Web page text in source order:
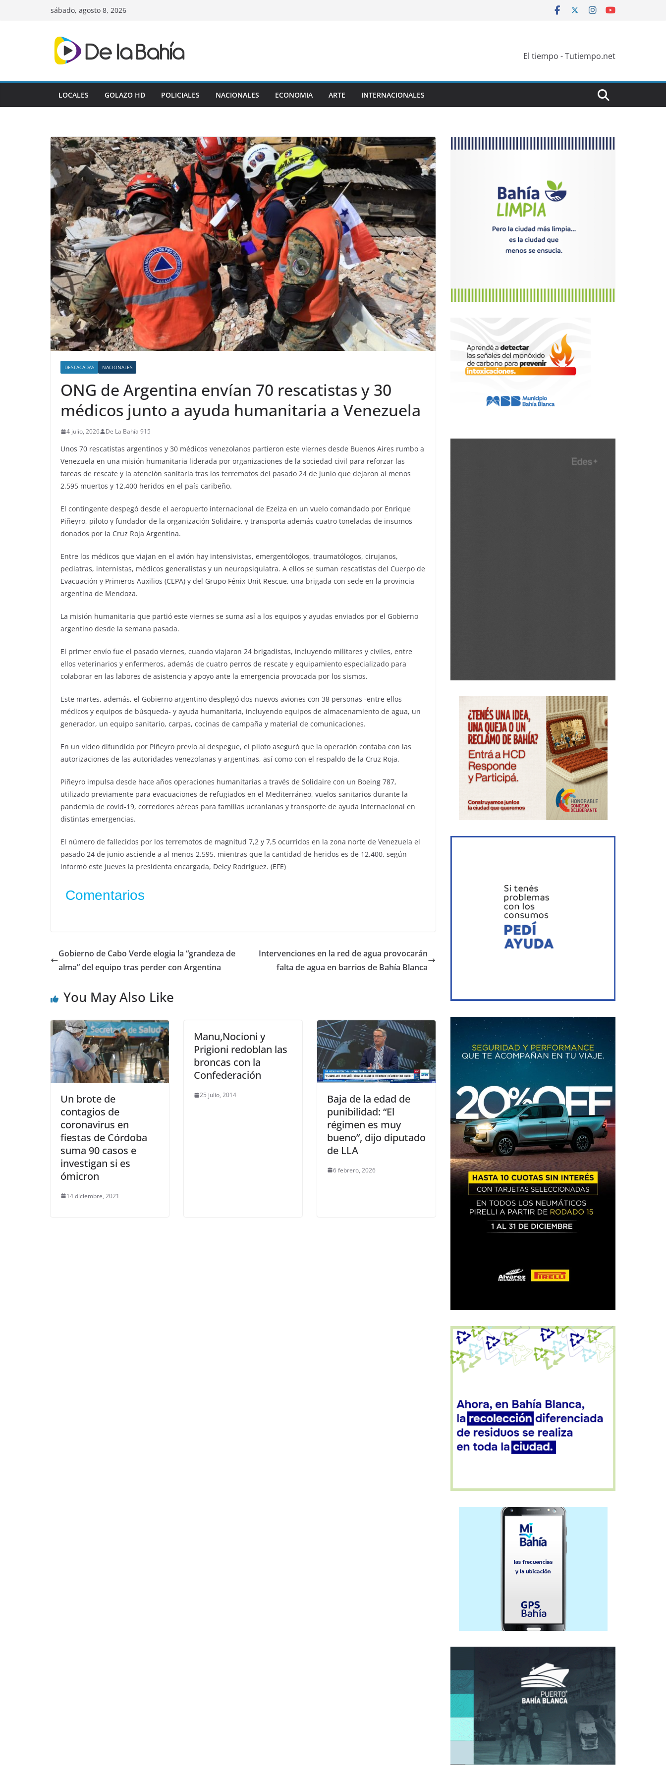
sábado, agosto 8, 2026
El tiempo - Tutiempo.net
LOCALES GOLAZO HD POLICIALES NACIONALES ECONOMIA ARTE INTERNACIONALES
DESTACADAS NACIONALES
ONG de Argentina envían 70 rescatistas y 30
médicos junto a ayuda humanitaria a Venezuela
4 julio, 2026 De La Bahía 915
Unos 70 rescatistas argentinos y 30 médicos venezolanos partieron este viernes desde Buenos Aires rumbo a
Venezuela en una misión humanitaria liderada por organizaciones de la sociedad civil para reforzar las
tareas de rescate y la atención sanitaria tras los terremotos del pasado 24 de junio que dejaron al menos
2.595 muertos y 12.400 heridos en el país caribeño.
El contingente despegó desde el aeropuerto internacional de Ezeiza en un vuelo comandado por Enrique
Piñeyro, piloto y fundador de la organización Solidaire, y transporta además cuatro toneladas de insumos
donados por la Cruz Roja Argentina.
Entre los médicos que viajan en el avión hay intensivistas, emergentólogos, traumatólogos, cirujanos,
pediatras, internistas, médicos generalistas y un neuropsiquiatra. A ellos se suman rescatistas del Cuerpo de
Evacuación y Primeros Auxilios (CEPA) y del Grupo Fénix Unit Rescue, una brigada con sede en la provincia
argentina de Mendoza.
La misión humanitaria que partió este viernes se suma así a los equipos y ayudas enviados por el Gobierno
argentino desde la semana pasada.
El primer envío fue el pasado viernes, cuando viajaron 24 brigadistas, incluyendo militares y civiles, entre
ellos veterinarios y enfermeros, además de cuatro perros de rescate y equipamiento especializado para
colaborar en las labores de asistencia y apoyo ante la emergencia provocada por los sismos.
Este martes, además, el Gobierno argentino desplegó dos nuevos aviones con 38 personas -entre ellos
médicos y equipos de búsqueda- y ayuda humanitaria, incluyendo equipos de almacenamiento de agua, un
generador, un equipo sanitario, carpas, cocinas de campaña y material de comunicaciones.
En un video difundido por Piñeyro previo al despegue, el piloto aseguró que la operación contaba con las
autorizaciones de las autoridades venezolanas y argentinas, así como con el respaldo de la Cruz Roja.
Piñeyro impulsa desde hace años operaciones humanitarias a través de Solidaire con un Boeing 787,
utilizado previamente para evacuaciones de refugiados en el Mediterráneo, vuelos sanitarios durante la
pandemia de covid-19, corredores aéreos para familias ucranianas y transporte de ayuda internacional en
distintas emergencias.
El número de fallecidos por los terremotos de magnitud 7,2 y 7,5 ocurridos en la zona norte de Venezuela el
pasado 24 de junio asciende a al menos 2.595, mientras que la cantidad de heridos es de 12.400, según
informó este jueves la presidenta encargada, Delcy Rodríguez. (EFE)
Comentarios
Gobierno de Cabo Verde elogia la “grandeza de
alma” del equipo tras perder con Argentina
Intervenciones en la red de agua provocarán
falta de agua en barrios de Bahía Blanca
You May Also Like
Un brote de
contagios de
coronavirus en
fiestas de Córdoba
suma 90 casos e
investigan si es
ómicron
14 diciembre, 2021
Manu,Nocioni y
Prigioni redoblan las
broncas con la
Confederación
25 julio, 2014
Baja de la edad de
punibilidad: “El
régimen es muy
bueno”, dijo diputado
de LLA
6 febrero, 2026